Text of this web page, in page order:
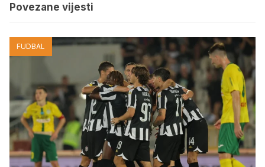
Povezane vijesti
FUDBAL